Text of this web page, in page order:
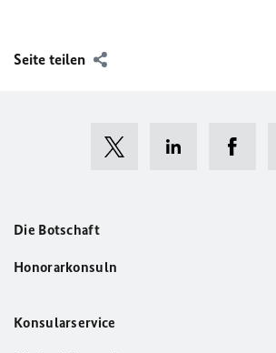
Seite teilen
Die Botschaft
Honorarkonsuln
Konsularservice